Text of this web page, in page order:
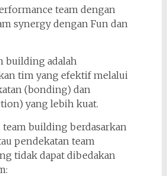
team dengan
synergy dengan Fun dan
building adalah
tim yang efektif melalui
(bonding) dan
yang lebih kuat.
team building berdasarkan
pendekatan team
tidak dapat dibedakan